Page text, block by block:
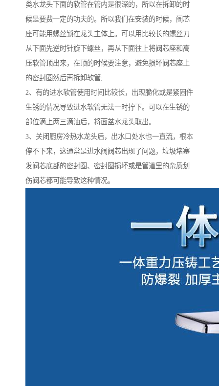
类水龙头下面的软管在管内是很深的，所以在拆卸的时
候是要费一定的功夫的。所以我们在安装的时候，阀芯
座可能用螺丝锁在龙头主体上。可以用比较长的螺丝刀
从下面先逆时针旋下螺丝，再从下面往上将阀芯座和高
压软管顶出来，在顶的时候要注意，避免损坏阀芯座上
的密封圈然后再拆卸软管;
2、有的进水软管使用时间比较长，出现脆化或是紧固件
生锈的情况导致进水软管无法一时拧下。可以在生锈的
部位滴上两三滴油后，将面盆水龙头取出。
3、关闭厨房冷热水龙头后，出水口处水也一直流，根本
停不下来，这通常是进水阀阀芯出现了问题，垃圾堵塞
发阀芯底部的密封圈、密封圈损坏或是管道里的杂质划
伤阀芯都可能导致这种情况。